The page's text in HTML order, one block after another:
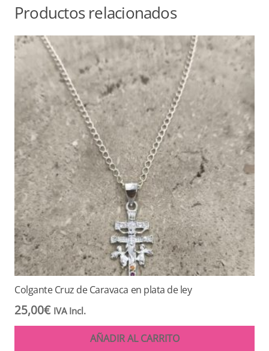
Productos relacionados
Colgante Cruz de Caravaca en plata de ley
25,00€ IVA Incl.
AÑADIR AL CARRITO